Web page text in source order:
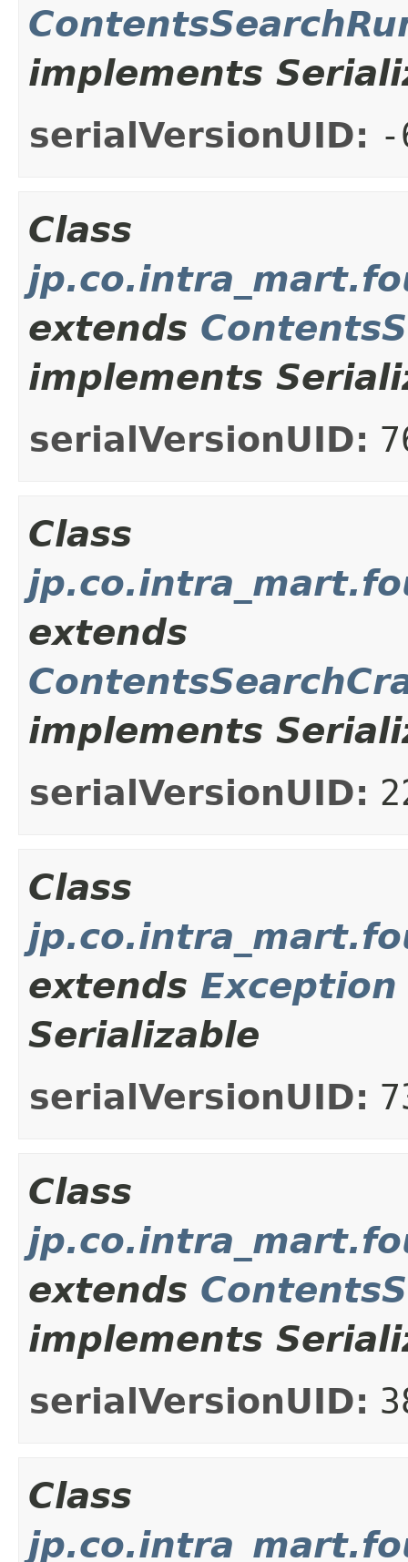
implements
serialVersionUID: -
Class
extends
implements
serialVersionUID:
Class
extends
implements
serialVersionUID:
Class
extends Exception
Serializable
serialVersionUID:
Class
extends
implements
serialVersionUID:
Class